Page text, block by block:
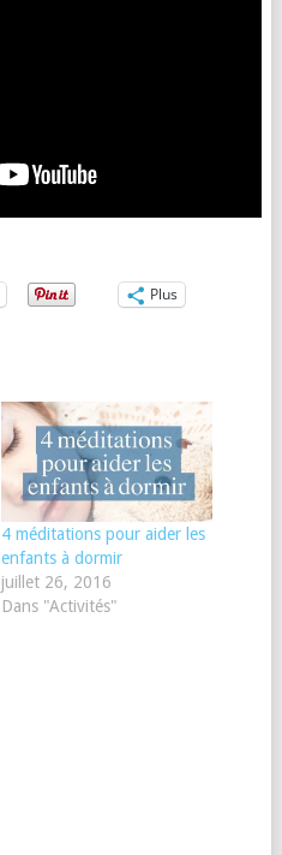
Plus
4 méditations pour aider les
enfants à dormir
juillet 26, 2016
Dans "Activités"